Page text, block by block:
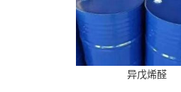
异戊烯醛